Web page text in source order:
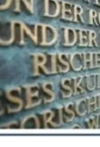
al
contenido
Viajes